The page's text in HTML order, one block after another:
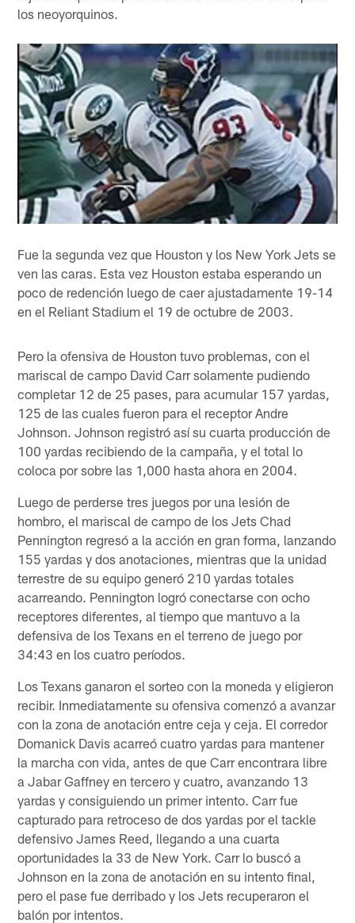
los neoyorquinos.
Fue la segunda vez que Houston y los New York Jets se
ven las caras. Esta vez Houston estaba esperando un
poco de redención luego de caer ajustadamente 19-14
en el Reliant Stadium el 19 de octubre de 2003.
Pero la ofensiva de Houston tuvo problemas, con el
mariscal de campo David Carr solamente pudiendo
completar 12 de 25 pases, para acumular 157 yardas,
125 de las cuales fueron para el receptor Andre
Johnson. Johnson registró así su cuarta producción de
100 yardas recibiendo de la campaña, y el total lo
coloca por sobre las 1,000 hasta ahora en 2004.
Luego de perderse tres juegos por una lesión de
hombro, el mariscal de campo de los Jets Chad
Pennington regresó a la acción en gran forma, lanzando
155 yardas y dos anotaciones, mientras que la unidad
terrestre de su equipo generó 210 yardas totales
acarreando. Pennington logró conectarse con ocho
receptores diferentes, al tiempo que mantuvo a la
defensiva de los Texans en el terreno de juego por
34:43 en los cuatro períodos.
Los Texans ganaron el sorteo con la moneda y eligieron
recibir. Inmediatamente su ofensiva comenzó a avanzar
con la zona de anotación entre ceja y ceja. El corredor
Domanick Davis acarreó cuatro yardas para mantener
la marcha con vida, antes de que Carr encontrara libre
a Jabar Gaffney en tercero y cuatro, avanzando 13
yardas y consiguiendo un primer intento. Carr fue
capturado para retroceso de dos yardas por el tackle
defensivo James Reed, llegando a una cuarta
oportunidades la 33 de New York. Carr lo buscó a
Johnson en la zona de anotación en su intento final,
pero el pase fue derribado y los Jets recuperaron el
balón por intentos.